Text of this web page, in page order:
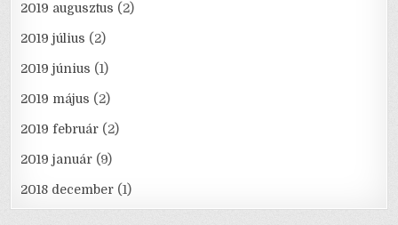
2019 augusztus (2)
2019 július (2)
2019 június (1)
2019 május (2)
2019 február (2)
2019 január (9)
2018 december (1)